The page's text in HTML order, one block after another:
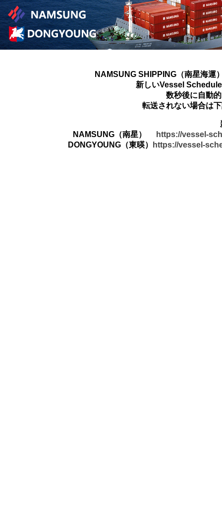
NAMSUNG SHIPPING（南星海運
新しいVessel
数秒後に自動
転送されない場合は
NAMSUNG（南星）
https://vessel-
DONGYOUNG（東暎）
https://vessel-